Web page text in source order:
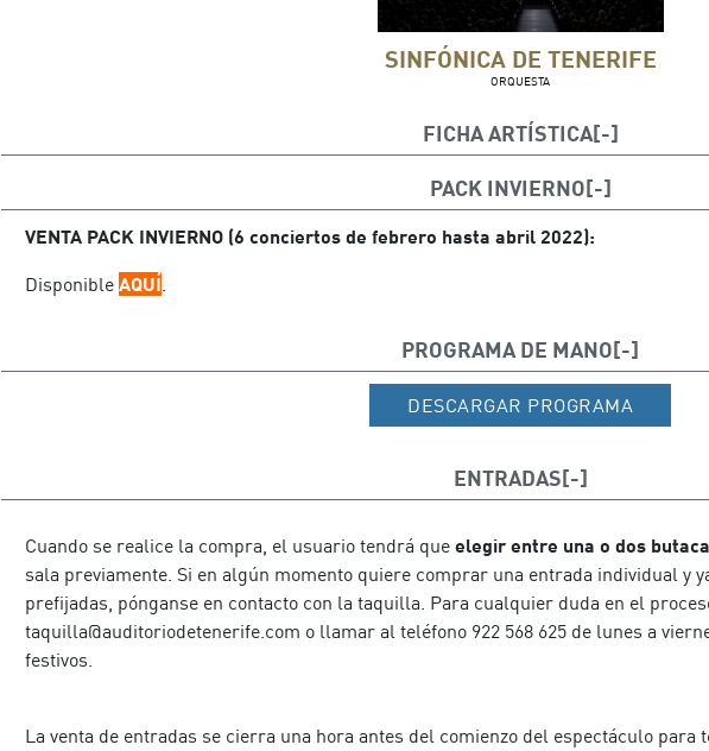
SINFÓNICA DE TENERIFE
ORQUESTA
FICHA ARTÍSTICA
Solista: Albert Guinovart (piano)
PACK INVIERNO
VENTA PACK INVIERNO (6 conciertos de febrero hasta abril 2022):
Disponible AQUÍ.
PROGRAMA DE MANO
DESCARGAR PROGRAMA
ENTRADAS
Cuando se realice la compra, el usuario tendrá que elegir entre una o dos
sala previamente. Si en algún momento quiere comprar una entrada individual y
prefijadas, pónganse en contacto con la taquilla. Para cualquier duda en el
taquilla@auditoriodetenerife.com o llamar al teléfono 922 568 625 de lunes a
festivos.
La venta de entradas se cierra una hora antes del comienzo del espectáculo